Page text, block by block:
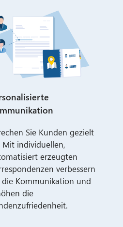
Sie Kunden gezielt
Mit individuellen,
erzeugten
verbessern
die Kommunikation und
die